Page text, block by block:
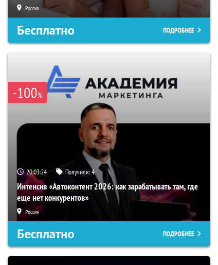
Россия
Бесплатно ПОДРОБНЕЕ
-100%
20:03:23 Получили:4
Интенсив «Автоконтент 2026: как зарабатывать там, где
еще нет конкурентов»
Россия
Бесплатно ПОДРОБНЕЕ